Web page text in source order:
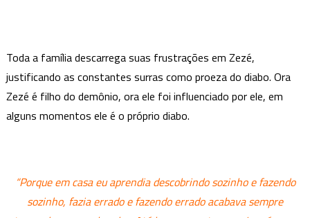
Toda a família descarrega suas frustrações em Zezé,
justificando as constantes surras como proeza do diabo. Ora
Zezé é filho do demônio, ora ele foi influenciado por ele, em
alguns momentos ele é o próprio diabo.
“Porque em casa eu aprendia descobrindo sozinho e fazendo
sozinho, fazia errado e fazendo errado acabava sempre